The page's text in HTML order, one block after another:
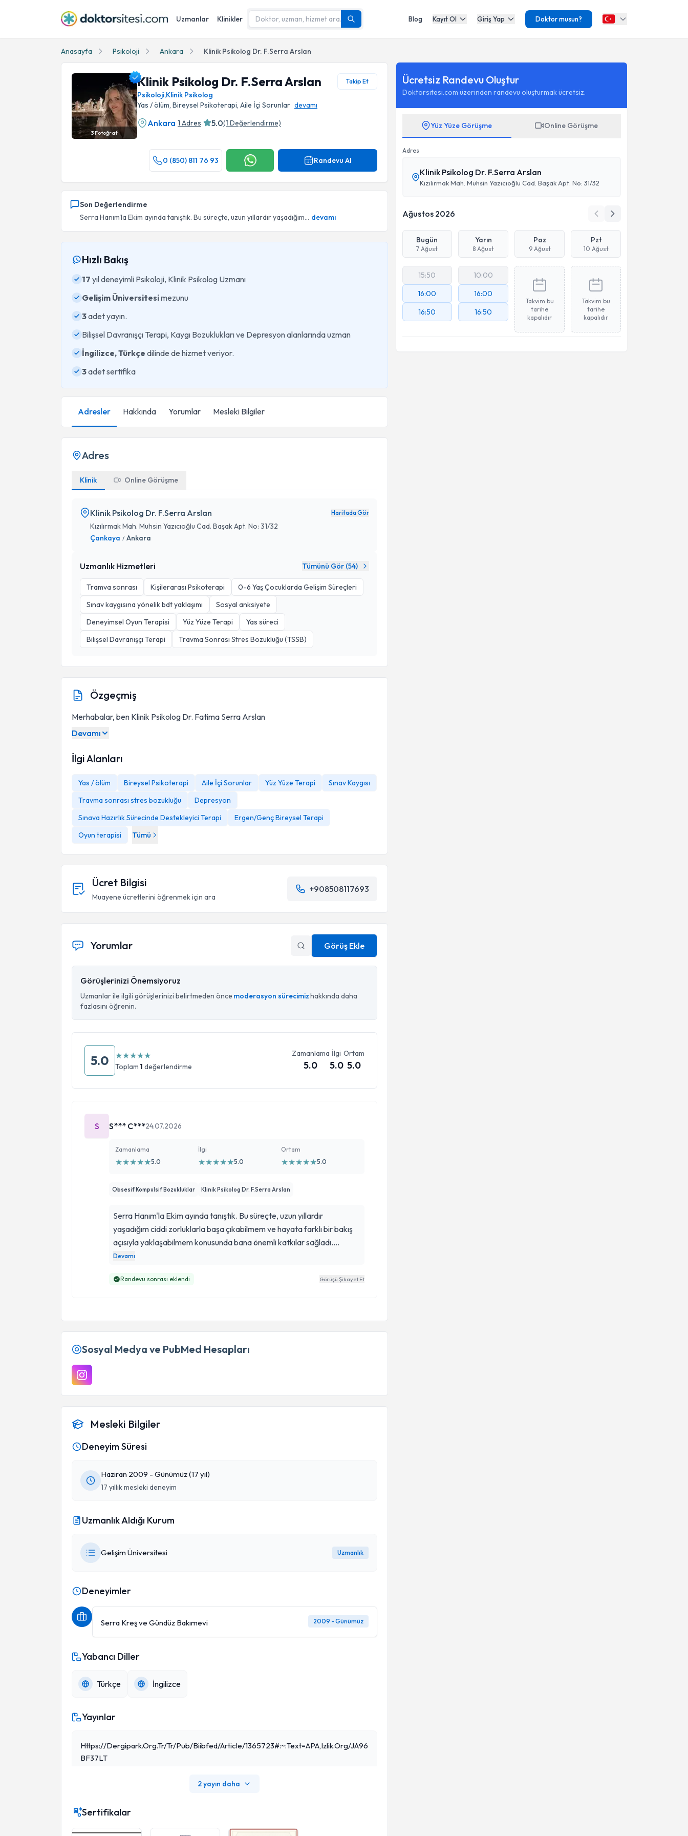
Uzmanlar Klinikler Blog Kayıt Ol Giriş Yap Doktor musun?
Anasayfa Psikoloji Ankara Klinik Psikolog Dr. F.Serra Arslan
3Fotoğraf
Klinik Psikolog Dr. F.Serra Arslan Takip Et
Psikoloji,Klinik Psikolog
Yas / ölüm, Bireysel Psikoterapi, Aile İçi Sorunlar devamı
Ankara 1 Adres 5.0(1 Değerlendirme)
0 (850) 811 76 93 Randevu Al
Son Değerlendirme
Serra Hanım'la Ekim ayında tanıştık. Bu süreçte, uzun yıllardır yaşadığım... devamı
Hızlı Bakış
17 yıl deneyimli Psikoloji, Klinik Psikolog Uzmanı
Gelişim Üniversitesimezunu
3adet yayın.
Bilişsel Davranışçı Terapi, Kaygı Bozuklukları ve Depresyon alanlarında uzman
İngilizce, Türkçe dilinde de hizmet veriyor.
3adet sertifika
Adresler Hakkında Yorumlar Mesleki Bilgiler
Adres
Klinik Online Görüşme
Klinik Psikolog Dr. F.Serra Arslan Haritada Gör
Kızılırmak Mah. Muhsin Yazıcıoğlu Cad. Başak Apt. No: 31/32
Çankaya / Ankara
Uzmanlık Hizmetleri Tümünü Gör (54)
Tramva sonrası Kişilerarası Psikoterapi
0-6 Yaş Çocuklarda Gelişim Süreçleri
Sınav kaygısına yönelik bdt yaklaşımı
Sosyal anksiyete
Deneyimsel Oyun Terapisi
Yüz Yüze Terapi
Yas süreci
Bilişsel Davranışçı Terapi
Travma Sonrası Stres Bozukluğu (TSSB)
Özgeçmiş
Merhabalar, ben Klinik Psikolog Dr. Fatima Serra Arslan
Devamı
İlgi Alanları
Yas / ölüm Bireysel Psikoterapi Aile İçi Sorunlar Yüz Yüze Terapi
Sınav Kaygısı
Travma sonrası stres bozukluğu
Depresyon
Sınava Hazırlık Sürecinde Destekleyici Terapi
Ergen/Genç Bireysel Terapi
Oyun terapisi
Tümü
Ücret Bilgisi
Muayene ücretlerini öğrenmek için ara
+908508117693
Yorumlar Görüş Ekle
Görüşlerinizi Önemsiyoruz
Uzmanlar ile ilgili görüşlerinizi belirtmeden önce moderasyon sürecimizhakkında daha
fazlasını öğrenin.
5.0 ★★★★★
Toplam 1 değerlendirme
Zamanlama
5.0
İlgi
5.0
Ortam
5.0
S S*** C***24.07.2026
Zamanlama
★★★★★5.0
İlgi
★★★★★5.0
Ortam
★★★★★5.0
Obsesif Kompulsif Bozukluklar Klinik Psikolog Dr. F.Serra Arslan
Serra Hanım'la Ekim ayında tanıştık. Bu süreçte, uzun yıllardır
yaşadığım ciddi zorluklarla başa çıkabilmem ve hayata farklı bir bakış
açısıyla yaklaşabilmem konusunda bana önemli katkılar sağladı.
Seanslarımız boyunca güler yüzlü olması, objektif değerlendirmeleri ve
unsurlardan bazıları oldu. Kendisine profesyonelliği, desteği ve
Devamı
Randevu sonrası eklendi Görüşü Şikayet Et
Sosyal Medya ve PubMed Hesapları
Mesleki Bilgiler
Deneyim Süresi
Haziran 2009 - Günümüz (17 yıl)
17 yıllık mesleki deneyim
Uzmanlık Aldığı Kurum
Gelişim Üniversitesi Uzmanlık
Deneyimler
Serra Kreş ve Gündüz Bakımevi 2009 - Günümüz
Yabancı Diller
Türkçe İngilizce
Yayınlar
Https://dergipark.org.tr/tr/pub/biibfed/article/1365723#:~:text=APA,izlik.org/JA96
BF37LT
2 yayın daha
Sertifikalar
Ücretsiz Randevu Oluştur
Doktorsitesi.com üzerinden randevu oluşturmak ücretsiz.
Yüz Yüze Görüşme Online Görüşme
Adres
Klinik Psikolog Dr. F.Serra Arslan
Kızılırmak Mah. Muhsin Yazıcıoğlu Cad. Başak Apt. No: 31/32
Ağustos 2026
Bugün
7 Ağust
Yarın
8 Ağust
Paz
9 Ağust
Pzt
10 Ağust
15:50
16:00
16:50
10:00
16:00
16:50
Takvim bu
tarihe
kapalıdır
Takvim bu
tarihe
kapalıdır